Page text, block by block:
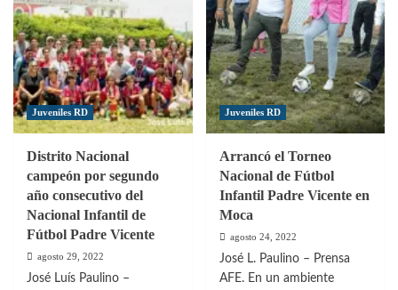
Juveniles RD
Distrito Nacional
campeón por segundo
año consecutivo del
Nacional Infantil de
Fútbol Padre Vicente
agosto 29, 2022
José Luís Paulino –
Juveniles RD
Arrancó el Torneo
Nacional de Fútbol
Infantil Padre Vicente en
Moca
agosto 24, 2022
José L. Paulino – Prensa
AFE. En un ambiente